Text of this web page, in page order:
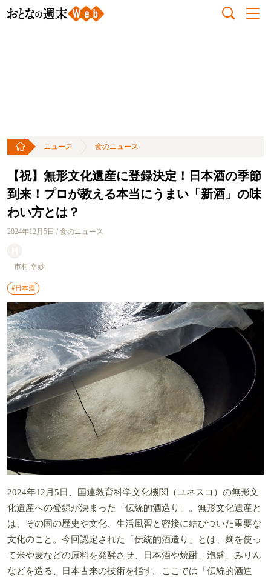
ニュース 食のニュース
【祝】無形文化遺産に登録決定！日本酒の季節
到来！プロが教える本当にうまい「新酒」の味
わい方とは？
2024年12月5日 / 食のニュース
市村 幸妙
#日本酒
2024年12月5日、国連教育科学文化機関（ユネスコ）の無形文
化遺産への登録が決まった「伝統的酒造り」。無形文化遺産と
は、その国の歴史や文化、生活風習と密接に結びついた重要な
文化のこと。今回認定された「伝統的酒造り」とは、麹を使っ
て米や麦などの原料を発酵させ、日本酒や焼酎、泡盛、みりん
などを造る、日本古来の技術を指す。ここでは「伝統的酒造